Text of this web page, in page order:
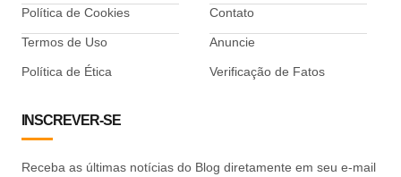
Política de Cookies
Termos de Uso
Política de Ética
Contato
Anuncie
Verificação de Fatos
INSCREVER-SE
Receba as últimas notícias do Blog diretamente em seu e-mail